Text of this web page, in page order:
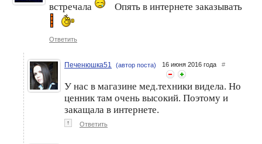
встречала
Опять в интернете заказывать
Ответить
Печенюшка51 (автор поста) 16 июня 2016 года #
У нас в магазине мед.техники видела. Но
ценник там очень высокий. Поэтому и
закащала в интернете.
↑ Ответить